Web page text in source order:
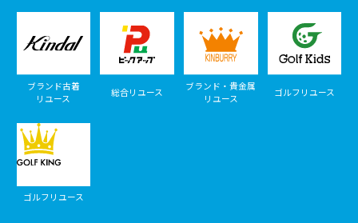
ブランド古着
リユース
総合リユース
ブランド・貴金属
リユース
ゴルフリユース
ゴルフリユース